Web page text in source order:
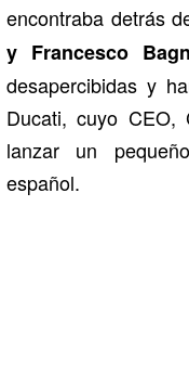
encontraba detrás
y Francesco
desapercibidas y
Ducati, cuyo CEO,
lanzar un
español.